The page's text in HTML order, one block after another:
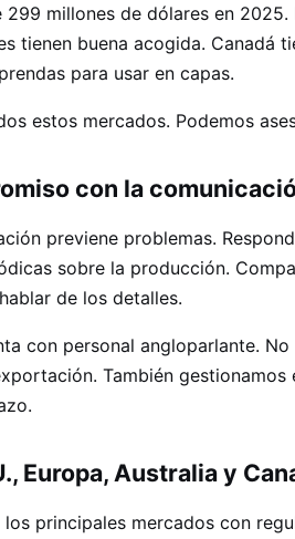
millones de dólares en
tienen buena acogida. Canadá
para usar en capas.
estos mercados. Podemos
con la
previene problemas.
sobre la producción.
de los detalles.
con personal angloparlante.
También
Europa, Australia y
los principales mercados con